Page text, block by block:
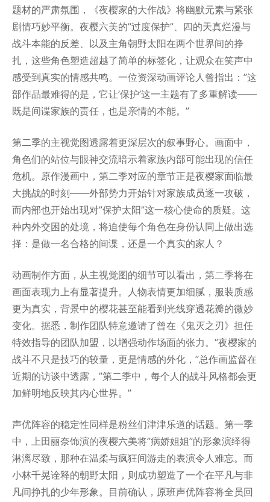
题材的严肃氛围，《夜樱家的大作战》将幽默元素与紧张
剧情巧妙平衡。夜樱六美的”过度保护”、四的天真烂漫与
战斗本能的反差、以及主角朝野太阳在两个世界间的挣
扎，这些角色塑造超越了简单的标签化，让观众在笑声中
感受到真实的情感共鸣。一位资深动画评论人曾指出：”这
部作品最难得的是，它让’保护’这一主题有了多重解读——
既是间谍家族的责任，也是亲情的本能。”
第二季的主视觉图透露着更深层次的叙事野心。画面中，
角色们的站位与眼神交流暗示着家族内部可能出现的信任
危机。原作漫画中，第二季对应的章节正是夜樱家面临最
大挑战的时刻——外部势力开始针对家族成员逐一攻破，
而内部也开始出现对”保护太阳”这一核心使命的质疑。这
种内外交困的处境，将迫使每个角色在身份认同上做出选
择：是做一名合格的间谍，还是一个真实的家人？
动画制作方面，从主视觉图的细节可以看出，第二季将在
画面表现力上有显著提升。人物表情更加细腻，服装质感
更为真实，背景中的樱花甚至能看到光线穿透花瓣的微妙
变化。据悉，制作团队特意邀请了曾在《鬼灭之刃》担任
特效指导的团队加盟，以增强动作场面的张力。”夜樱家的
战斗不只是技巧的较量，更是情感的外化，”总作画监督在
近期的访谈中透露，”第二季中，每个人的战斗风格都会更
加鲜明地反映其内心世界。”
声优阵容的稳定性同样是粉丝们津津乐道的话题。第一季
中，上田丽奈饰演的夜樱六美将”病娇姐姐”的形象演绎得
淋漓尽致，那种在温柔与疯狂间游走的表演令人难忘。而
小林千晃诠释的朝野太阳，则成功塑造了一个在平凡与非
凡间挣扎的少年形象。目前确认，原班声优阵容将全员回